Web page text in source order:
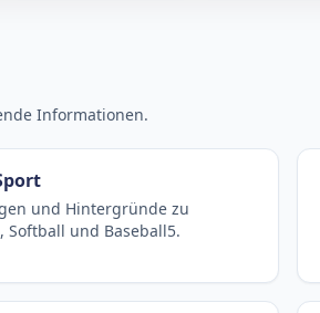
Informationen.
und Hintergründe zu
Softball und Baseball5.